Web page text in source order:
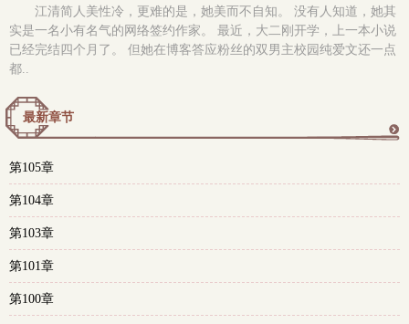
江清简人美性冷，更难的是，她美而不自知。 没有人知道，她其
实是一名小有名气的网络签约作家。 最近，大二刚开学，上一本小说
已经完结四个月了。 但她在博客答应粉丝的双男主校园纯爱文还一点
都..
最新章节
第105章
第104章
第103章
第101章
第100章